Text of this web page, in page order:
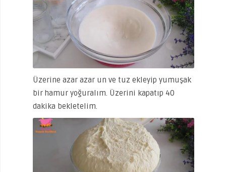
Üzerine azar azar un ve tuz ekleyip yumuşak
bir hamur yoğuralım. Üzerini kapatıp 40
dakika bekletelim.